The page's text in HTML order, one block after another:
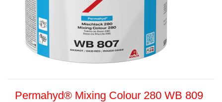
Permahyd® Mixing Colour 280 WB 809